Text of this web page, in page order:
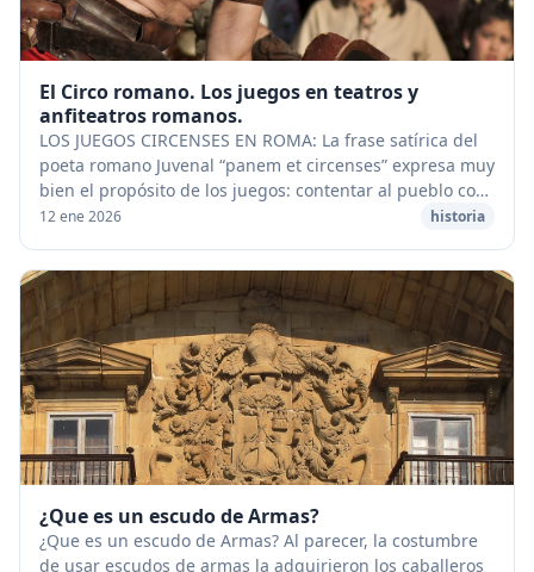
El Circo romano. Los juegos en teatros y
anfiteatros romanos.
LOS JUEGOS CIRCENSES EN ROMA: La frase satírica del
poeta romano Juvenal “panem et circenses” expresa muy
bien el propósito de los juegos: contentar al pueblo con
pan y circo. El anfiteatro: Era un te...
12 ene 2026 historia
¿Que es un escudo de Armas?
¿Que es un escudo de Armas? Al parecer, la costumbre
de usar escudos de armas la adquirieron los caballeros